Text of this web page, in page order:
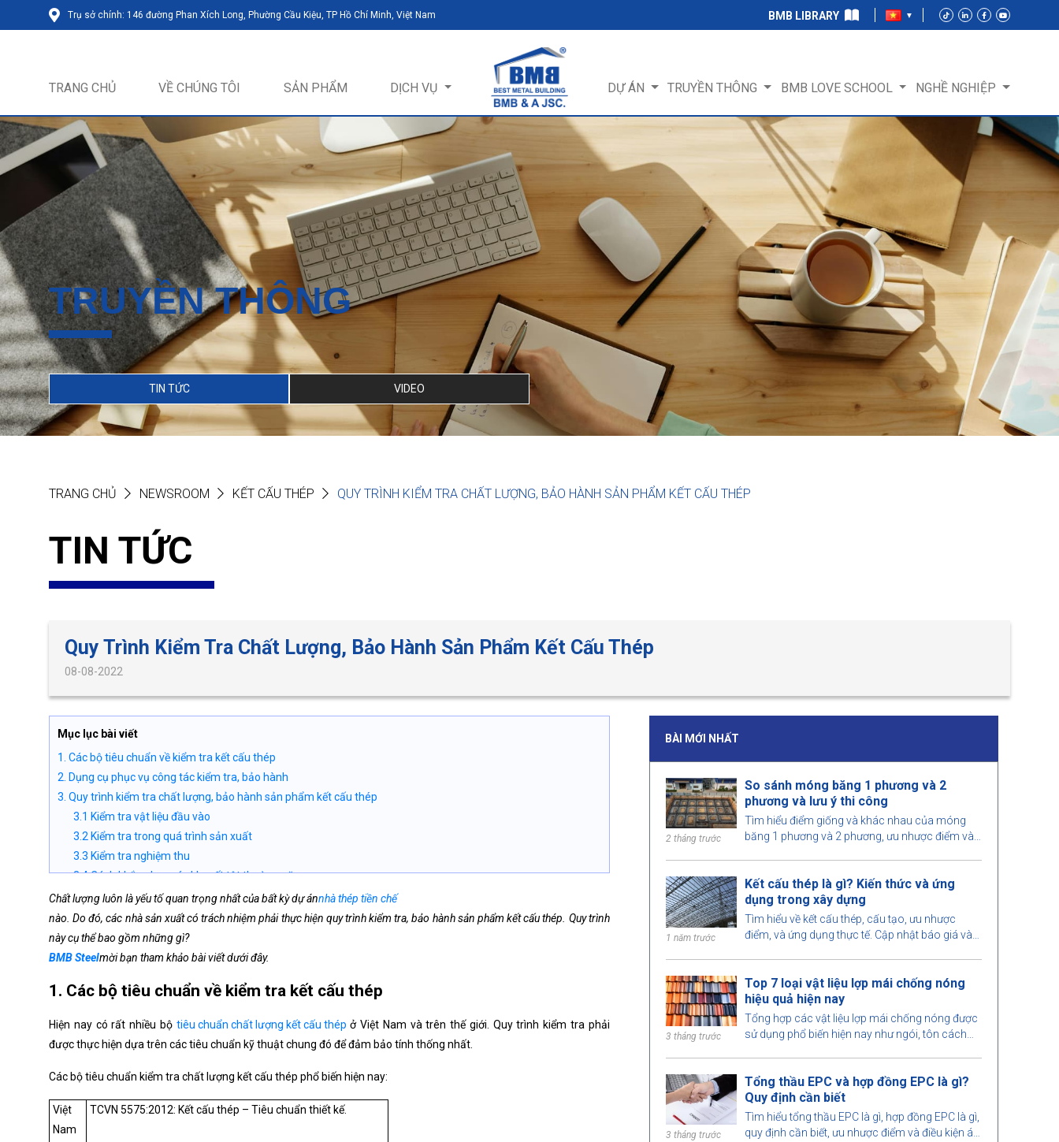
Trụ sở chính: 146 đường Phan Xích Long, Phường Cầu Kiệu, TP Hồ Chí Minh, Việt Nam BMB LIBRARY
TRANG CHỦ VỀ CHÚNG TÔI SẢN PHẨM DỊCH VỤ DỰ ÁN TRUYỀN THÔNG BMB LOVE SCHOOL NGHỀ NGHIỆP
TRUYỀN THÔNG
TIN TỨC VIDEO
TRANG CHỦ NEWSROOM KẾT CẤU THÉP QUY TRÌNH KIỂM TRA CHẤT LƯỢNG, BẢO HÀNH SẢN PHẨM KẾT CẤU THÉP
TIN TỨC
Quy Trình Kiểm Tra Chất Lượng, Bảo Hành Sản Phẩm Kết Cấu Thép
08-08-2022
Mục lục bài viết
1. Các bộ tiêu chuẩn về kiểm tra kết cấu thép
2. Dụng cụ phục vụ công tác kiểm tra, bảo hành
3. Quy trình kiểm tra chất lượng, bảo hành sản phẩm kết cấu thép
3.1 Kiểm tra vật liệu đầu vào
3.2 Kiểm tra trong quá trình sản xuất
3.3 Kiểm tra nghiệm thu
3.4 Cách khắc phục các khuyết tật thường gặp
Chất lượng luôn là yếu tố quan trọng nhất của bất kỳ dự ánnhà thép tiền chế
nào. Do đó, các nhà sản xuất có trách nhiệm phải thực hiện quy trình kiểm tra, bảo hành sản phẩm kết cấu thép. Quy trình
này cụ thể bao gồm những gì?
BMB Steelmời bạn tham khảo bài viết dưới đây.
1. Các bộ tiêu chuẩn về kiểm tra kết cấu thép
Hiện nay có rất nhiều bộ tiêu chuẩn chất lượng kết cấu thép ở Việt Nam và trên thế giới. Quy trình kiểm tra phải
được thực hiện dựa trên các tiêu chuẩn kỹ thuật chung đó để đảm bảo tính thống nhất.
Các bộ tiêu chuẩn kiểm tra chất lượng kết cấu thép phổ biến hiện nay:
Việt
Nam
TCVN 5575:2012: Kết cấu thép – Tiêu chuẩn thiết kế.
BÀI MỚI NHẤT
2 tháng trước
So sánh móng băng 1 phương và 2
phương và lưu ý thi công
Tìm hiểu điểm giống và khác nhau của móng
băng 1 phương và 2 phương, ưu nhược điểm và
1 năm trước
Kết cấu thép là gì? Kiến thức và ứng
dụng trong xây dựng
Tìm hiểu về kết cấu thép, cấu tạo, ưu nhược
điểm, và ứng dụng thực tế. Cập nhật báo giá và
3 tháng trước
Top 7 loại vật liệu lợp mái chống nóng
hiệu quả hiện nay
Tổng hợp các vật liệu lợp mái chống nóng được
sử dụng phổ biến hiện nay như ngói, tôn cách
3 tháng trước
Tổng thầu EPC và hợp đồng EPC là gì?
Quy định cần biết
Tìm hiểu tổng thầu EPC là gì, hợp đồng EPC là gì,
quy định cần biết, ưu nhược điểm và điều kiện áp